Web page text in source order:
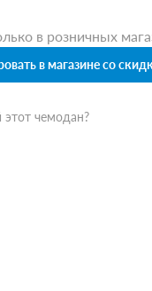
в розничных
в магазине со
чемодан?